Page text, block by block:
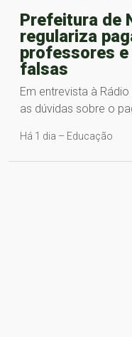
Prefeitura de
regulariza
professores
falsas
Em entrevista à
as dúvidas sobre o
Há 1 dia – Educação